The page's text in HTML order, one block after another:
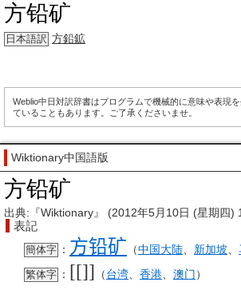
方铅矿
日本語訳 方鉛鉱
Weblio中日対訳辞書はプログラムで機械的に意味や表現
ていることもあります。ご了承くださいませ。
Wiktionary中国語版
方铅矿
出典:『Wiktionary』 (2012年5月10日 (星期四)
表記
簡体字 ： 方铅矿 （中国大陆 新加坡
繁体字 ： [[]] （台湾 香港 澳门）